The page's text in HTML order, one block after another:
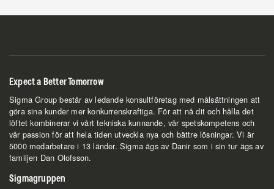
Expect a Better Tomorrow
Sigma Group består av ledande konsultföretag med målsättningen att
göra sina kunder mer konkurrenskraftiga. För att nå dit och hålla det
löftet kombinerar vi vårt tekniska kunnande, vår spetskompetens och
vår passion för att hela tiden utveckla nya och bättre lösningar. Vi är
5000 medarbetare i 13 länder. Sigma ägs av Danir som i sin tur ägs av
familjen Dan Olofsson.
Sigmagruppen